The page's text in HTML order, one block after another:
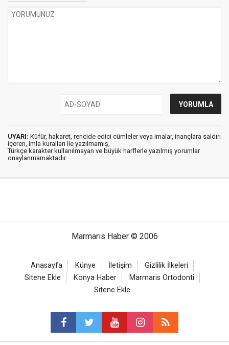
UYARI: Küfür, hakaret, rencide edici cümleler veya imalar, inançlara saldırı
içeren, imla kuralları ile yazılmamış,
Türkçe karakter kullanılmayan ve büyük harflerle yazılmış yorumlar
onaylanmamaktadır.
Marmaris Haber © 2006
Anasayfa Künye İletişim
Gizlilik İlkeleri
Sitene Ekle
Konya Haber
Marmaris Ortodonti
Sitene Ekle